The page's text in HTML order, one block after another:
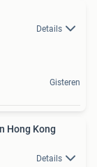
Details
Gisteren
Hong Kong
Details